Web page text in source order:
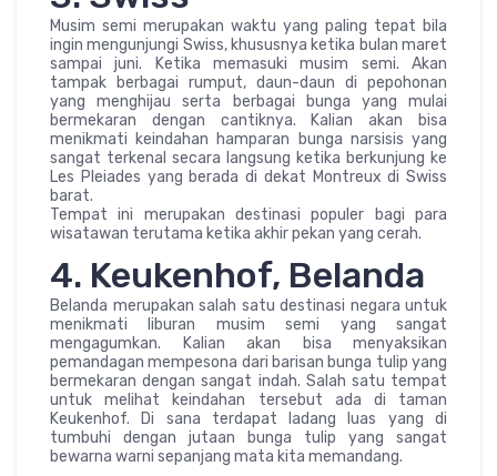
Musim semi merupakan waktu yang paling tepat bila
ingin mengunjungi Swiss, khususnya ketika bulan maret
sampai juni. Ketika memasuki musim semi. Akan
tampak berbagai rumput, daun-daun di pepohonan
yang menghijau serta berbagai bunga yang mulai
bermekaran dengan cantiknya. Kalian akan bisa
menikmati keindahan hamparan bunga narsisis yang
sangat terkenal secara langsung ketika berkunjung ke
Les Pleiades yang berada di dekat Montreux di Swiss
barat.
Tempat ini merupakan destinasi populer bagi para
wisatawan terutama ketika akhir pekan yang cerah.
4. Keukenhof, Belanda
Belanda merupakan salah satu destinasi negara untuk
menikmati liburan musim semi yang sangat
mengagumkan. Kalian akan bisa menyaksikan
pemandagan mempesona dari barisan bunga tulip yang
bermekaran dengan sangat indah. Salah satu tempat
untuk melihat keindahan tersebut ada di taman
Keukenhof. Di sana terdapat ladang luas yang di
tumbuhi dengan jutaan bunga tulip yang sangat
bewarna warni sepanjang mata kita memandang.